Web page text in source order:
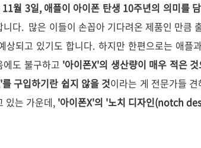
월 3일, 애플이 아이폰 탄생 10주년의 의미를
니다. 많은 이들이 손꼽아 기다려온 제품인 만큼
상되고 있기도 합니다. 하지만 한편으로는 애
에도 불구하고 '아이폰X'의 생산량이 매우 적은
구입하기란 쉽지 않을 것이라는 게 전문가들
있는 가운데, '아이폰X'의 '노치 디자인(notch